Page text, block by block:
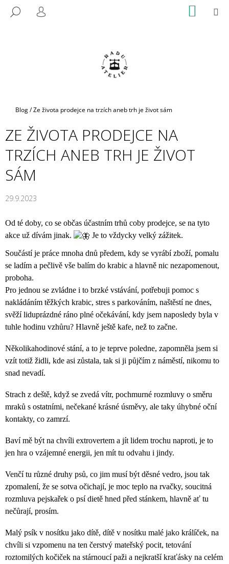
HLEDAT
PŘIHLÁŠENÍ KOŠÍK
Domů
Blog/Ze života prodejce na trzích aneb trh je život sám
ZE ŽIVOTA PRODEJCE NA
TRZÍCH ANEB TRH JE ŽIVOT
SÁM
29.9.2023
Od té doby, co se občas účastním trhů coby prodejce, se na tyto
akce už dívám jinak.
Je to vždycky velký zážitek.
Součástí je práce mnoha dnů předem, kdy se vyrábí zboží, pomalu
se ladím a pečlivě vše balím do krabic a hlavně nic nezapomenout,
proboha.
Pro jednou se zvládne i to brzké vstávání, potřebuji pomoc s
nakládáním těžkých krabic, stres s parkováním, naštěstí ne dnes,
svěží liduprázdné ráno plné očekávání, kdy jsem naposledy byla v
tuhle hodinu vzhůru? Hlavně ještě kafe, než to začne.
Několikahodinové stání, a to je teprve poledne, zapomněla jsem si
vzít totiž židli, kde asi zůstala, tak si ji půjčím z náměstí, nikomu to
snad nevadí.
Strach z deště, když se zvedá vítr, pochmurné rozmluvy o směru
mraků s ostatními, nečekané krásné úsměvy, ale taky úhybné oční
kontakty, co zamrzí.
Baví mě být na chvíli extrovertem a jít lidem trochu naproti, je to
jen hra o vzájemné energii, jen mít tu odvahu i jindy.
Venčí tu různé druhy psů, co jim musí být děsné vedro, jsou tak
zpomalení, že se sotva očichají, je moc teplo na rvačky, soucitná
rozmluva pejskařek o psí dietě hned před stánkem, hlavně ať tu
nečůrají, prosím.
Malý psík v nosítku jako dítě, dítě v nosítku malé jako králíček, na
chvíli si vzpomenu na ten čerstvý mateřský pocit, tetování
roztomilých kočiček na stárnoucí paži a nejkratší kraťásky na celém
T
E
B
U
J
T
E
N
A
J
Í
T
?
HLEDAT